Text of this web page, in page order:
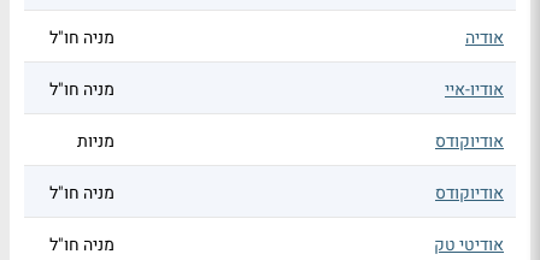
אודיה מניה חו"ל
אודיו-איי מניה חו"ל
אודיוקודס מניות
אודיוקודס מניה חו"ל
אודיטי טק מניה חו"ל